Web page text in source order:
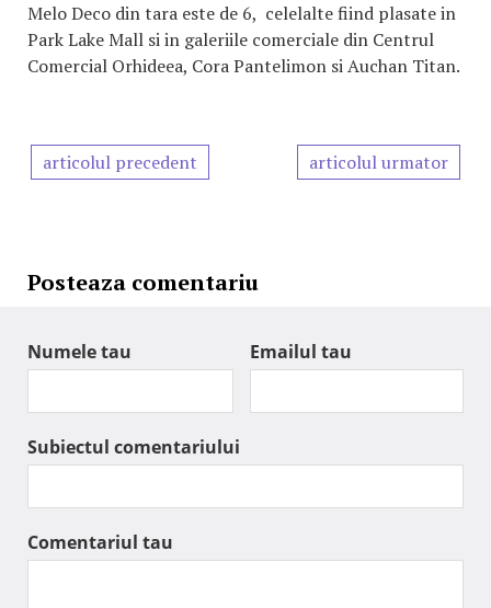
Melo Deco din tara este de 6, celelalte fiind plasate in
Park Lake Mall si in galeriile comerciale din Centrul
Comercial Orhideea, Cora Pantelimon si Auchan Titan.
articolul precedent articolul urmator
Posteaza comentariu
Numele tau Emailul tau
Subiectul comentariului
Comentariul tau